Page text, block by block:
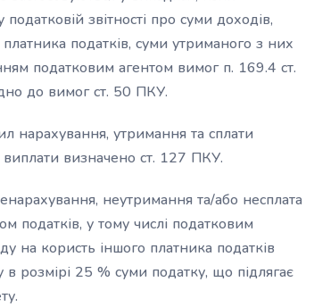
звітності про суми доходів,
податків, суми утриманого з них
податковим агентом вимог п. 169.4 ст.
до вимог ст. 50 ПКУ.
нарахування, утримання та сплати
визначено ст. 127 ПКУ.
неутримання та/або несплата
податків, у тому числі податковим
на користь іншого платника податків
розмірі 25 % суми податку, що підлягає